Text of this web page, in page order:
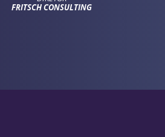
FRITSCH CONSULTING